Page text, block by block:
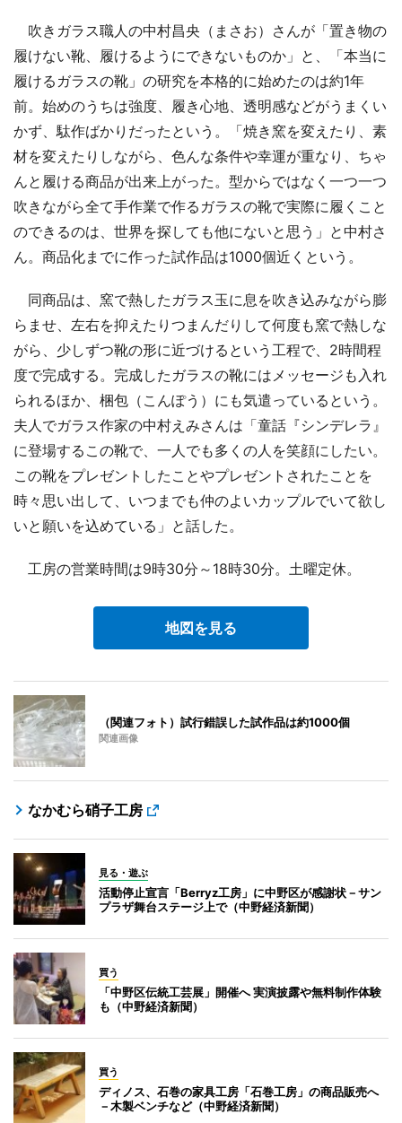
吹きガラス職人の中村昌央（まさお）さんが「置き物の
履けない靴、履けるようにできないものか」と、「本当に
履けるガラスの靴」の研究を本格的に始めたのは約1年
前。始めのうちは強度、履き心地、透明感などがうまくい
かず、駄作ばかりだったという。「焼き窯を変えたり、素
材を変えたりしながら、色んな条件や幸運が重なり、ちゃ
んと履ける商品が出来上がった。型からではなく一つ一つ
吹きながら全て手作業で作るガラスの靴で実際に履くこと
のできるのは、世界を探しても他にないと思う」と中村さ
ん。商品化までに作った試作品は1000個近くという。
同商品は、窯で熱したガラス玉に息を吹き込みながら膨
らませ、左右を抑えたりつまんだりして何度も窯で熱しな
がら、少しずつ靴の形に近づけるという工程で、2時間程
度で完成する。完成したガラスの靴にはメッセージも入れ
られるほか、梱包（こんぽう）にも気遣っているという。
夫人でガラス作家の中村えみさんは「童話『シンデレラ』
に登場するこの靴で、一人でも多くの人を笑顔にしたい。
この靴をプレゼントしたことやプレゼントされたことを
時々思い出して、いつまでも仲のよいカップルでいて欲し
いと願いを込めている」と話した。
工房の営業時間は9時30分～18時30分。土曜定休。
地図を見る
（関連フォト）試行錯誤した試作品は約1000個
関連画像
なかむら硝子工房
見る・遊ぶ
活動停止宣言「Berryz工房」に中野区が感謝状－サン
プラザ舞台ステージ上で（中野経済新聞）
買う
「中野区伝統工芸展」開催へ 実演披露や無料制作体験
も（中野経済新聞）
買う
ディノス、石巻の家具工房「石巻工房」の商品販売へ
－木製ベンチなど（中野経済新聞）